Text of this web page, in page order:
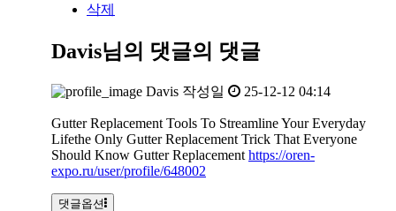
삭제
Davis님의 댓글의 댓글
Davis 작성일 25-12-12 04:14
Gutter Replacement Tools To Streamline Your Everyday
Lifethe Only Gutter Replacement Trick That Everyone
Should Know Gutter Replacement https://oren-
expo.ru/user/profile/648002
댓글옵션